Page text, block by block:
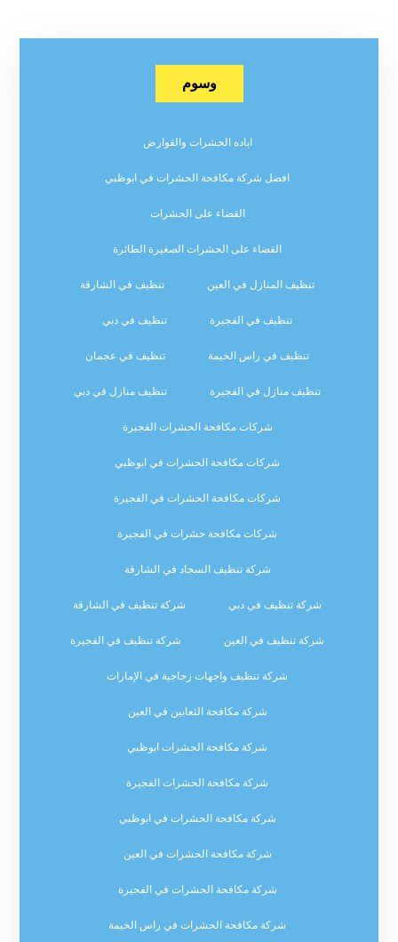
وسوم
اباده الحشرات والقوارض
افضل شركة مكافحة الحشرات في ابوظبي
القضاء على الحشرات
القضاء على الحشرات الصغيرة الطائرة
تنظيف المنازل في العين تنظيف في الشارقة
تنظيف في الفجيرة تنظيف في دبي
تنظيف في راس الخيمة تنظيف في عجمان
تنظيف منازل في الفجيرة تنظيف منازل في دبي
شركات مكافحة الحشرات الفجيرة
شركات مكافحة الحشرات في ابوظبي
شركات مكافحة الحشرات في الفجيرة
شركات مكافحة حشرات في الفجيرة
شركة تنظيف السجاد في الشارقة
شركة تنظيف في دبي شركة تنظيف في الشارقة
شركة تنظيف في العين شركة تنظيف في الفجيرة
شركة تنظيف واجهات زجاجية في الإمارات
شركة مكافحة الثعابين في العين
شركة مكافحة الحشرات ابوظبي
شركة مكافحة الحشرات الفجيرة
شركة مكافحة الحشرات في ابوظبي
شركة مكافحة الحشرات في العين
شركة مكافحة الحشرات في الفجيرة
شركة مكافحة الحشرات في راس الخيمة